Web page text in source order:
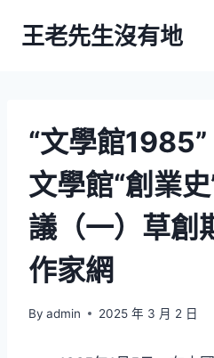
王老先生沒有地
“文學館
文學館“創業
議（一）草創
作家網
By admin 2025 年 3 月 2 日